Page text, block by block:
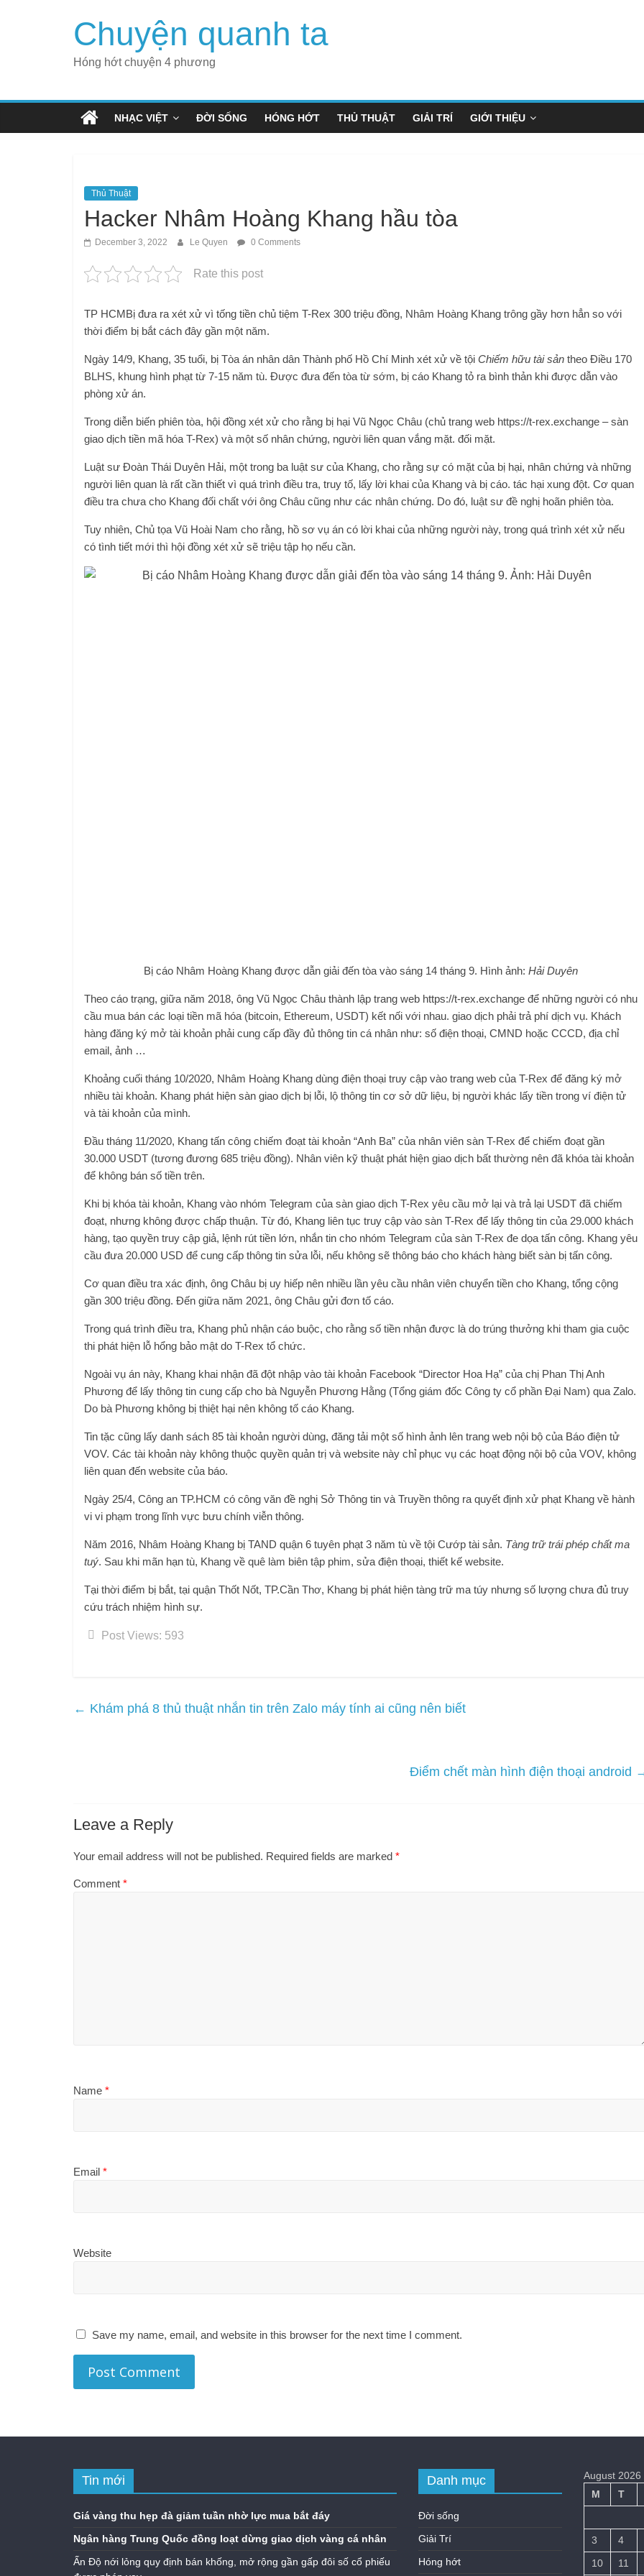
Chuyện quanh ta
Hóng hớt chuyện 4 phương
NHẠC VIỆT ĐỜI SỐNG HÓNG HỚT THỦ THUẬT GIẢI TRÍ GIỚI THIỆU
Thủ Thuật
Hacker Nhâm Hoàng Khang hầu tòa
December 3, 2022 Le Quyen 0 Comments
Rate this post
TP HCMBị đưa ra xét xử vì tống tiền chủ tiệm T-Rex 300 triệu đồng, Nhâm Hoàng Khang trông gầy hơn hẳn so với
thời điểm bị bắt cách đây gần một năm.
Ngày 14/9, Khang, 35 tuổi, bị Tòa án nhân dân Thành phố Hồ Chí Minh xét xử về tội Chiếm hữu tài sản theo Điều 170
BLHS, khung hình phạt từ 7-15 năm tù. Được đưa đến tòa từ sớm, bị cáo Khang tỏ ra bình thản khi được dẫn vào
phòng xử án.
Trong diễn biến phiên tòa, hội đồng xét xử cho rằng bị hại Vũ Ngọc Châu (chủ trang web https://t-rex.exchange – sàn
giao dịch tiền mã hóa T-Rex) và một số nhân chứng, người liên quan vắng mặt. đối mặt.
Luật sư Đoàn Thái Duyên Hải, một trong ba luật sư của Khang, cho rằng sự có mặt của bị hại, nhân chứng và những
người liên quan là rất cần thiết vì quá trình điều tra, truy tố, lấy lời khai của Khang và bị cáo. tác hại xung đột. Cơ quan
điều tra chưa cho Khang đối chất với ông Châu cũng như các nhân chứng. Do đó, luật sư đề nghị hoãn phiên tòa.
Tuy nhiên, Chủ tọa Vũ Hoài Nam cho rằng, hồ sơ vụ án có lời khai của những người này, trong quá trình xét xử nếu
có tình tiết mới thì hội đồng xét xử sẽ triệu tập họ nếu cần.
Bị cáo Nhâm Hoàng Khang được dẫn giải đến tòa vào sáng 14 tháng 9. Hình ảnh: Hải Duyên
Theo cáo trạng, giữa năm 2018, ông Vũ Ngọc Châu thành lập trang web https://t-rex.exchange để những người có nhu
cầu mua bán các loại tiền mã hóa (bitcoin, Ethereum, USDT) kết nối với nhau. giao dịch phải trả phí dịch vụ. Khách
hàng đăng ký mở tài khoản phải cung cấp đầy đủ thông tin cá nhân như: số điện thoại, CMND hoặc CCCD, địa chỉ
email, ảnh …
Khoảng cuối tháng 10/2020, Nhâm Hoàng Khang dùng điện thoại truy cập vào trang web của T-Rex để đăng ký mở
nhiều tài khoản. Khang phát hiện sàn giao dịch bị lỗi, lộ thông tin cơ sở dữ liệu, bị người khác lấy tiền trong ví điện tử
và tài khoản của mình.
Đầu tháng 11/2020, Khang tấn công chiếm đoạt tài khoản “Anh Ba” của nhân viên sàn T-Rex để chiếm đoạt gần
30.000 USDT (tương đương 685 triệu đồng). Nhân viên kỹ thuật phát hiện giao dịch bất thường nên đã khóa tài khoản
để không bán số tiền trên.
Khi bị khóa tài khoản, Khang vào nhóm Telegram của sàn giao dịch T-Rex yêu cầu mở lại và trả lại USDT đã chiếm
đoạt, nhưng không được chấp thuận. Từ đó, Khang liên tục truy cập vào sàn T-Rex để lấy thông tin của 29.000 khách
hàng, tạo quyền truy cập giả, lệnh rút tiền lớn, nhắn tin cho nhóm Telegram của sàn T-Rex đe dọa tấn công. Khang yêu
cầu đưa 20.000 USD để cung cấp thông tin sửa lỗi, nếu không sẽ thông báo cho khách hàng biết sàn bị tấn công.
Cơ quan điều tra xác định, ông Châu bị uy hiếp nên nhiều lần yêu cầu nhân viên chuyển tiền cho Khang, tổng cộng
gần 300 triệu đồng. Đến giữa năm 2021, ông Châu gửi đơn tố cáo.
Trong quá trình điều tra, Khang phủ nhận cáo buộc, cho rằng số tiền nhận được là do trúng thưởng khi tham gia cuộc
thi phát hiện lỗ hổng bảo mật do T-Rex tổ chức.
Ngoài vụ án này, Khang khai nhận đã đột nhập vào tài khoản Facebook “Director Hoa Hạ” của chị Phan Thị Anh
Phương để lấy thông tin cung cấp cho bà Nguyễn Phương Hằng (Tổng giám đốc Công ty cổ phần Đại Nam) qua Zalo.
Do bà Phương không bị thiệt hại nên không tố cáo Khang.
Tin tặc cũng lấy danh sách 85 tài khoản người dùng, đăng tải một số hình ảnh lên trang web nội bộ của Báo điện tử
VOV. Các tài khoản này không thuộc quyền quản trị và website này chỉ phục vụ các hoạt động nội bộ của VOV, không
liên quan đến website của báo.
Ngày 25/4, Công an TP.HCM có công văn đề nghị Sở Thông tin và Truyền thông ra quyết định xử phạt Khang về hành
vi vi phạm trong lĩnh vực bưu chính viễn thông.
Năm 2016, Nhâm Hoàng Khang bị TAND quận 6 tuyên phạt 3 năm tù về tội Cướp tài sản. Tàng trữ trái phép chất ma
tuý. Sau khi mãn hạn tù, Khang về quê làm biên tập phim, sửa điện thoại, thiết kế website.
Tại thời điểm bị bắt, tại quận Thốt Nốt, TP.Cần Thơ, Khang bị phát hiện tàng trữ ma túy nhưng số lượng chưa đủ truy
cứu trách nhiệm hình sự.
Post Views: 593
← Khám phá 8 thủ thuật nhắn tin trên Zalo máy tính ai cũng nên biết
Điểm chết màn hình điện thoại android
Leave a Reply
Your email address will not be published. Required fields are marked *
Comment *
Name *
Email *
Website
Save my name, email, and website in this browser for the next time I comment.
Tin mới
Giá vàng thu hẹp đà giảm tuần nhờ lực mua bắt đáy
Ngân hàng Trung Quốc đồng loạt dừng giao dịch vàng cá nhân
Ấn Độ nới lỏng quy định bán khống, mở rộng gần gấp đôi số cổ phiếu
Danh mục
Đời sống
Giải Trí
Hóng hớt
August 2026
M
T
3
4
10
11